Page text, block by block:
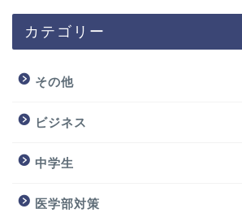
カテゴリー
その他
ビジネス
中学生
医学部対策